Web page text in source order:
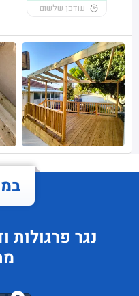
עודכן שלשום
נגר פרגולות